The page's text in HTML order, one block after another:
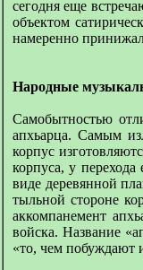
сегодня еще
объектом
намеренно
Народные
Самобытностью
апхьарца. Самым
корпус
корпуса, у
виде деревянной
тыльной стороне
аккомпанемент
войска. Название
«то, чем побуждают